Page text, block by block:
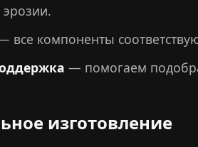
все компоненты
— помогаем
изготовление